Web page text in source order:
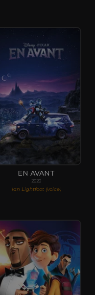
EN AVANT
2020
Ian Lightfoot (voice)